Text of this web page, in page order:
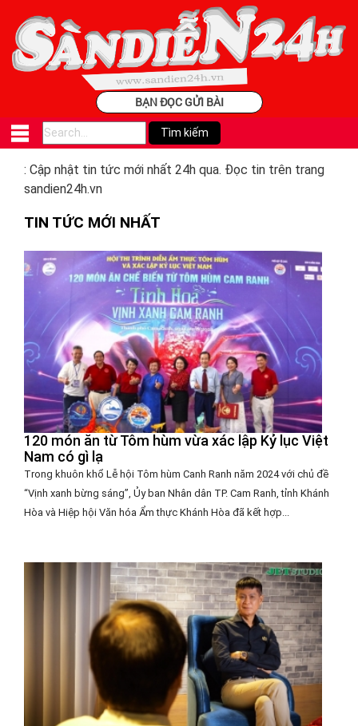
BẠN ĐỌC GỬI BÀI
: Cập nhật tin tức mới nhất 24h qua. Đọc tin trên trang
sandien24h.vn
TIN TỨC MỚI NHẤT
120 món ăn từ Tôm hùm vừa xác lập Kỷ lục Việt
Nam có gì lạ
Trong khuôn khổ Lễ hội Tôm hùm Canh Ranh năm 2024 với chủ đề
“Vịnh xanh bừng sáng”, Ủy ban Nhân dân TP. Cam Ranh, tỉnh Khánh
Hòa và Hiệp hội Văn hóa Ẩm thực Khánh Hòa đã kết hợp...